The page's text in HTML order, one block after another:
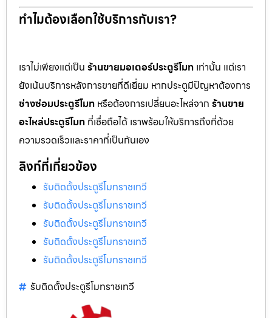
ทำไมต้องเลือกใช้บริการกับเรา?
เราไม่เพียงแต่เป็น ร้านขายมอเตอร์ประตูรีโมท เท่านั้น แต่เรา
ยังเน้นบริการหลังการขายที่ดีเยี่ยม หากประตูมีปัญหาต้องการ
ช่างซ่อมประตูรีโมท หรือต้องการเปลี่ยนอะไหล่จาก ร้านขาย
อะไหล่ประตูรีโมท ที่เชื่อถือได้ เราพร้อมให้บริการถึงที่ด้วย
ความรวดเร็วและราคาที่เป็นกันเอง
ลิงก์ที่เกี่ยวข้อง
รับติดตั้งประตูรีโมทราชเทวี
รับติดตั้งประตูรีโมทราชเทวี
รับติดตั้งประตูรีโมทราชเทวี
รับติดตั้งประตูรีโมทราชเทวี
รับติดตั้งประตูรีโมทราชเทวี
รับติดตั้งประตูรีโมทราชเทวี